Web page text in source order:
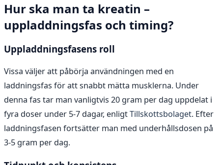
Hur ska man ta kreatin –
uppladdningsfas och timing?
Uppladdningsfasens roll
Vissa väljer att påbörja användningen med en
laddningsfas för att snabbt mätta musklerna. Under
denna fas tar man vanligtvis 20 gram per dag uppdelat i
fyra doser under 5-7 dagar, enligtTillskottsbolaget. Efter
laddningsfasen fortsätter man med underhållsdosen på
3-5 gram per dag.